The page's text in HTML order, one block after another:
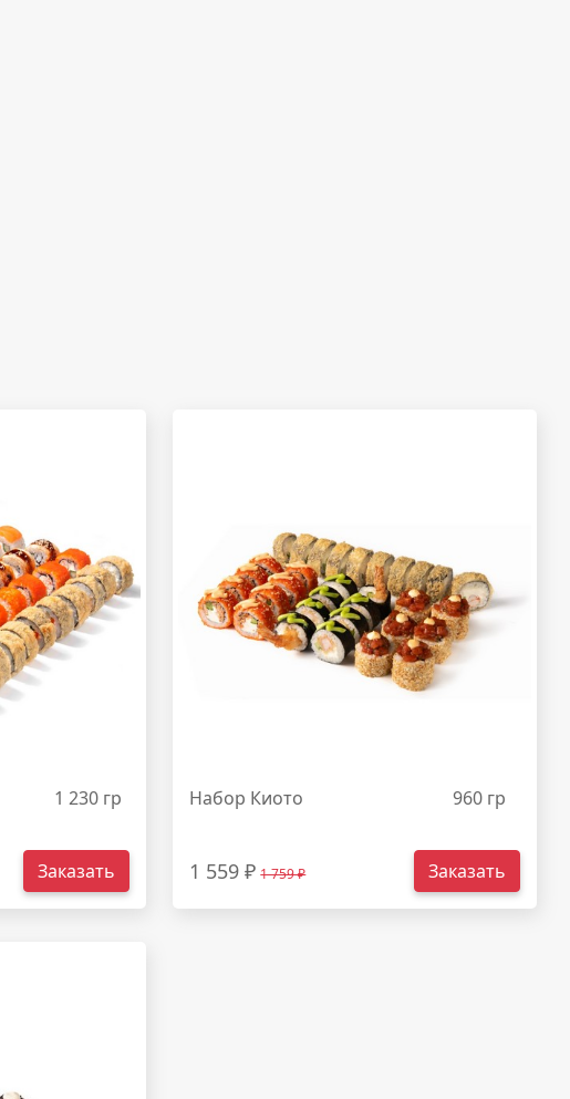
1 230 гр
Заказать
Набор Киото 960 гр
1 559 ₽ 1 759 ₽ Заказать